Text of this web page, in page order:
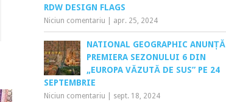
RDW DESIGN FLAGS
Niciun comentariu apr. 25, 2024
NATIONAL GEOGRAPHIC ANUNȚĂ
PREMIERA SEZONULUI 6 DIN
„EUROPA VĂZUTĂ DE SUS” PE 24
SEPTEMBRIE
Niciun comentariu sept. 18, 2024